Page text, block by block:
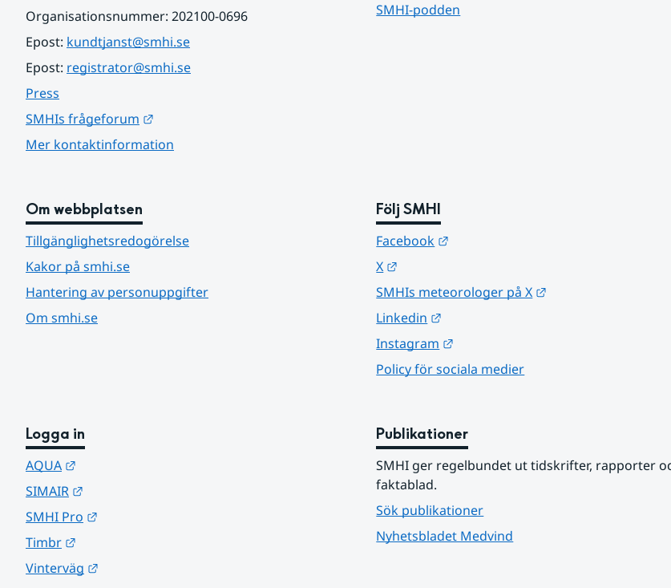
Organisationsnummer: 202100-0696
Epost: kundtjanst@smhi.se
Epost: registrator@smhi.se
Press
SMHIs frågeforum
Mer kontaktinformation
SMHI-podden
Om webbplatsen
Tillgänglighetsredogörelse
Kakor på smhi.se
Hantering av personuppgifter
Om smhi.se
Följ SMHI
Facebook
X
SMHIs meteorologer på X
Linkedin
Instagram
Policy för sociala medier
Logga in
AQUA
SIMAIR
SMHI Pro
Timbr
Vinterväg
Publikationer
SMHI ger regelbundet ut tidskrifter, rapporter
faktablad.
Sök publikationer
Nyhetsbladet Medvind